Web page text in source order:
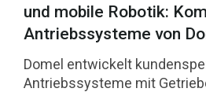
und mobile Robotik:
Antriebssysteme von
Domel entwickelt
Antriebssysteme mit